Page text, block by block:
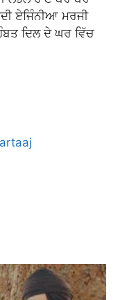
ਏਜਿੰਨੀਆ ਮਰਜੀ
ਦਿਲ ਦੇ ਘਰ ਵਿੱਚ